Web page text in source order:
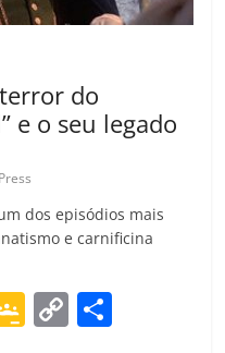
do
e o seu legado
dos episódios mais
e carnificina
G C